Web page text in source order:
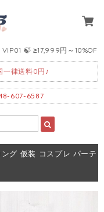
≥17,999円～10%OFF
一律送料0円♪
607-6587
グ 仮装 コスプレ パーテ